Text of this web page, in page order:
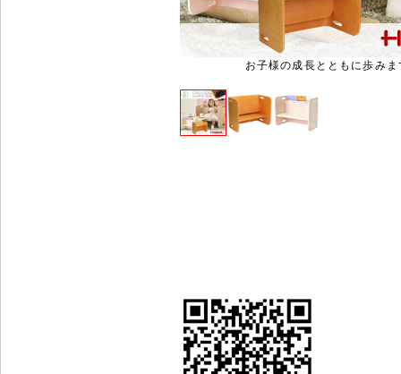
お子様の成長とともに歩みま